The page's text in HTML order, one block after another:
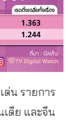
ด่น รายการ
เดีย และจีน